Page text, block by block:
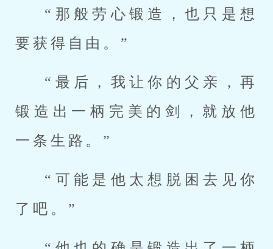
“那般劳心锻造，也只是想
要获得自由。”
“最后，我让你的父亲，再
锻造出一柄完美的剑，就放他
一条生路。”
“可能是他太想脱困去见你
了吧。”